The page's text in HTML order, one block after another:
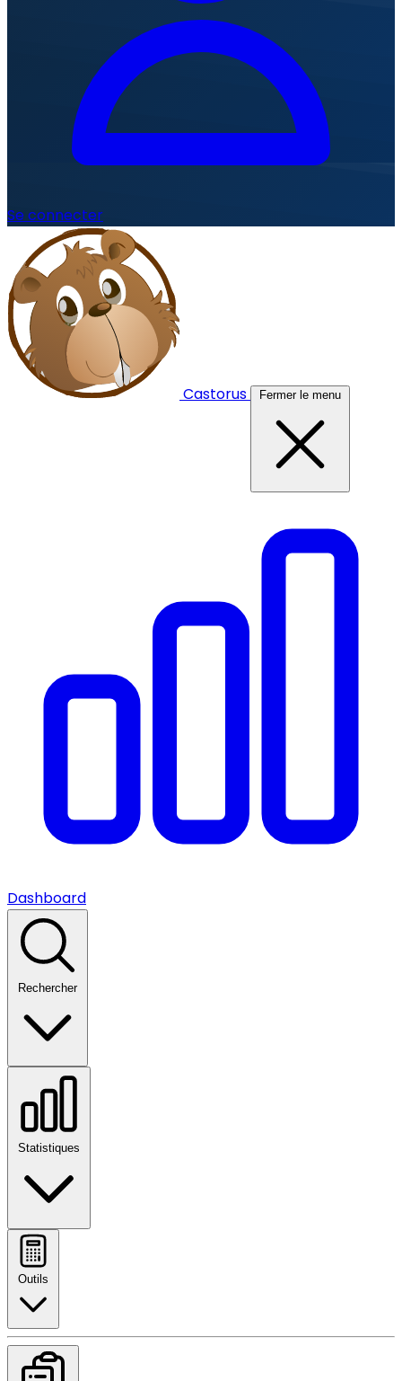
Se connecter
Castorus Fermer le menu
Dashboard
Rechercher
Statistiques
Outils